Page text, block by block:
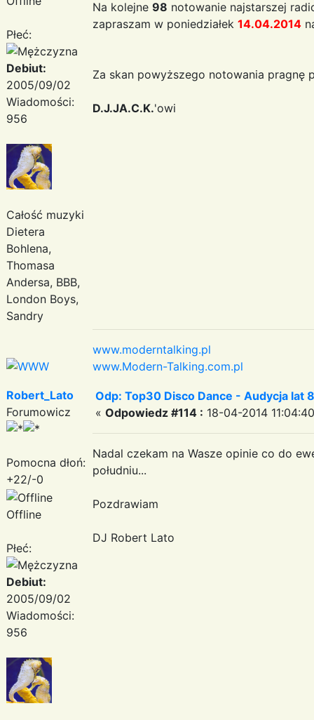
Płeć:
Debiut:
2005/09/02
Wiadomości:
956
Całość muzyki
Dietera
Bohlena,
Thomasa
Andersa, BBB,
London Boys,
Sandry
Na kolejne 98 notowanie najstarszej
zapraszam w poniedziałek 14.04.2014
Za skan powyższego notowania pragnę
D.J.JA.C.K.'owi
www.moderntalking.pl
www.Modern-Talking.com.pl
Robert_Lato
Forumowicz
Pomocna dłoń:
+22/-0
Offline
Płeć:
Debiut:
2005/09/02
Wiadomości:
956
Odp: Top30 Disco Dance - Audycja lat
« Odpowiedz #114 : 18-04-2014
Nadal czekam na Wasze opinie co do
południu...
Pozdrawiam
DJ Robert Lato